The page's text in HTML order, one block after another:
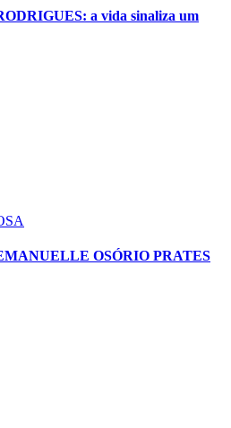
a vida sinaliza um
OSÓRIO PRATES